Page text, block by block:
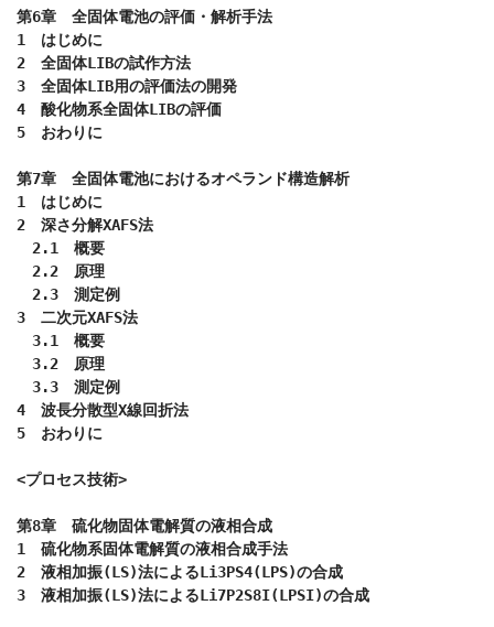
第6章　全固体電池の評価・解析手法
1　はじめに
2　全固体LIBの試作方法
3　全固体LIB用の評価法の開発
4　酸化物系全固体LIBの評価
5　おわりに
第7章　全固体電池におけるオペランド構造解析
1　はじめに
2　深さ分解XAFS法
2.1　概要
2.2　原理
2.3　測定例
3　二次元XAFS法
3.1　概要
3.2　原理
3.3　測定例
4　波長分散型X線回折法
5　おわりに
<プロセス技術>
第8章　硫化物固体電解質の液相合成
1　硫化物系固体電解質の液相合成手法
2　液相加振(LS)法によるLi3PS4(LPS)の合成
3　液相加振(LS)法によるLi7P2S8I(LPSI)の合成